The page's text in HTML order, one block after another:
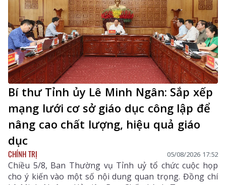
Bí thư Tỉnh ủy Lê Minh Ngân: Sắp xếp
mạng lưới cơ sở giáo dục công lập để
nâng cao chất lượng, hiệu quả giáo
dục
CHÍNH TRỊ 05/08/2026 17:52
Chiều 5/8, Ban Thường vụ Tỉnh uỷ tổ chức cuộc họp
cho ý kiến vào một số nội dung quan trọng. Đồng chí